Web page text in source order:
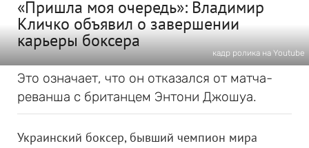
«Пришла моя очередь»: Владимир
Кличко объявил о завершении
карьеры боксера
кадр ролика на Youtube
Это означает, что он отказался от матча-
реванша с британцем Энтони Джошуа.
Украинский боксер, бывший чемпион мира